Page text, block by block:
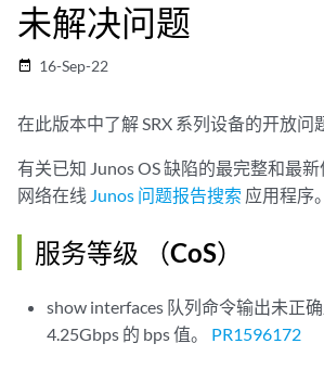
未解决问题
date_range 16-Sep-22
在此版本中了解 SRX 系列设备的开放问
有关已知 Junos OS 缺陷的最完整和最
网络在线 Junos 问题报告搜索 应用程序。
服务等级 （CoS）
show interfaces 队列命令输出未正
4.25Gbps 的 bps 值。 PR1596172